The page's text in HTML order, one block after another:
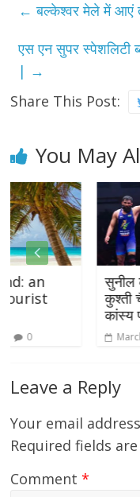
← बल्केश्वर मेले में आएं
एस एन सुपर
| →
Share This Post:
You May
सुनील कुमार ने
कुश्ती चैंपियनशिप में
March 26, 2025
Leave a Reply
Your email
Required fields
Comment*